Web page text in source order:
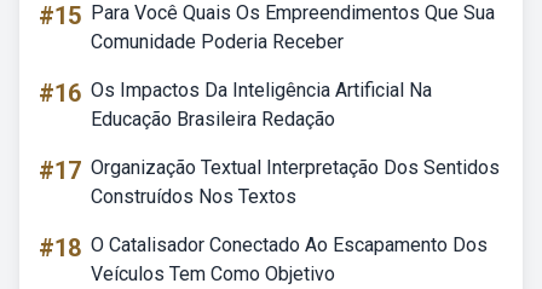
#15 Para Você Quais Os Empreendimentos Que Sua
Comunidade Poderia Receber
#16 Os Impactos Da Inteligência Artificial Na
Educação Brasileira Redação
#17 Organização Textual Interpretação Dos Sentidos
Construídos Nos Textos
#18 O Catalisador Conectado Ao Escapamento Dos
Veículos Tem Como Objetivo